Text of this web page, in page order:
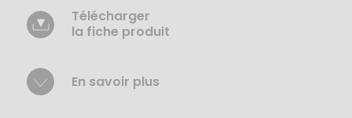
Télécharger
la fiche produit
En savoir plus